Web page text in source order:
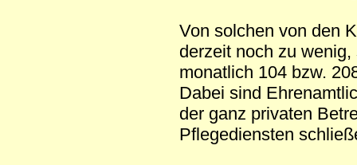
Von solchen von den
derzeit noch zu
monatlich 104 bzw.
Dabei sind
der ganz privaten
Pflegediensten